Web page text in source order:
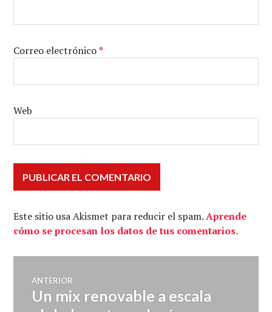
Correo electrónico*
Web
Este sitio usa Akismet para reducir el spam.Aprende
cómo se procesan los datos de tus comentarios.
Navegación
ANTERIOR
Entrada
anterior:
Un mix renovable a escala